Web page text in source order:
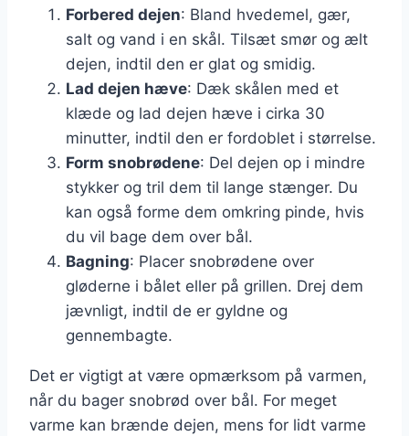
Forbered dejen: Bland hvedemel, gær,
salt og vand i en skål. Tilsæt smør og ælt
dejen, indtil den er glat og smidig.
Lad dejen hæve: Dæk skålen med et
klæde og lad dejen hæve i cirka 30
minutter, indtil den er fordoblet i størrelse.
Form snobrødene: Del dejen op i mindre
stykker og tril dem til lange stænger. Du
kan også forme dem omkring pinde, hvis
du vil bage dem over bål.
Bagning: Placer snobrødene over
gløderne i bålet eller på grillen. Drej dem
jævnligt, indtil de er gyldne og
gennembagte.
Det er vigtigt at være opmærksom på varmen,
når du bager snobrød over bål. For meget
varme kan brænde dejen, mens for lidt varme